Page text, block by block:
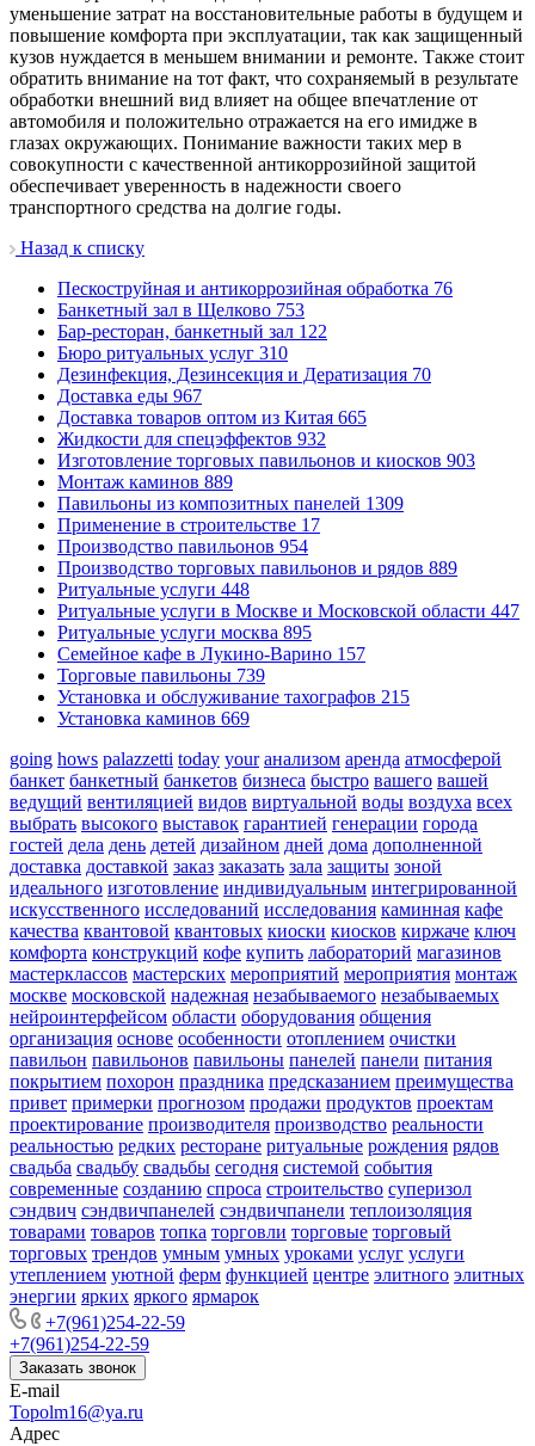
уменьшение затрат на восстановительные работы в будущем и
повышение комфорта при эксплуатации, так как защищенный
кузов нуждается в меньшем внимании и ремонте. Также стоит
обратить внимание на тот факт, что сохраняемый в результате
обработки внешний вид влияет на общее впечатление от
автомобиля и положительно отражается на его имидже в
глазах окружающих. Понимание важности таких мер в
совокупности с качественной антикоррозийной защитой
обеспечивает уверенность в надежности своего
транспортного средства на долгие годы.
Назад к списку
Пескоструйная и антикоррозийная обработка 76
Банкетный зал в Щелково 753
Бар-ресторан, банкетный зал 122
Бюро ритуальных услуг 310
Дезинфекция, Дезинсекция и Дератизация 70
Доставка еды 967
Доставка товаров оптом из Китая 665
Жидкости для спецэффектов 932
Изготовление торговых павильонов и киосков 903
Монтаж каминов 889
Павильоны из композитных панелей 1309
Применение в строительстве 17
Производство павильонов 954
Производство торговых павильонов и рядов 889
Ритуальные услуги 448
Ритуальные услуги в Москве и Московской области 447
Ритуальные услуги москва 895
Семейное кафе в Лукино-Варино 157
Торговые павильоны 739
Установка и обслуживание тахографов 215
Установка каминов 669
going hows palazzetti today your анализом аренда атмосферой
банкет банкетный банкетов бизнеса быстро вашего вашей
ведущий вентиляцией видов виртуальной воды воздуха всех
выбрать высокого выставок гарантией генерации города
гостей дела день детей дизайном дней дома дополненной
доставка доставкой заказ заказать зала защиты зоной
идеального изготовление индивидуальным интегрированной
искусственного исследований исследования каминная кафе
качества квантовой квантовых киоски киосков киржаче ключ
комфорта конструкций кофе купить лабораторий магазинов
мастерклассов мастерских мероприятий мероприятия монтаж
москве московской надежная незабываемого незабываемых
нейроинтерфейсом области оборудования общения
организация основе особенности отоплением очистки
павильон павильонов павильоны панелей панели питания
покрытием похорон праздника предсказанием преимущества
привет примерки прогнозом продажи продуктов проектам
проектирование производителя производство реальности
реальностью редких ресторане ритуальные рождения рядов
свадьба свадьбу свадьбы сегодня системой события
современные созданию спроса строительство суперизол
сэндвич сэндвичпанелей сэндвичпанели теплоизоляция
товарами товаров топка торговли торговые торговый
торговых трендов умным умных уроками услуг услуги
утеплением уютной ферм функцией центре элитного элитных
энергии ярких яркого ярмарок
+7(961)254-22-59
+7(961)254-22-59
Заказать звонок
E-mail
Topolm16@ya.ru
Адрес